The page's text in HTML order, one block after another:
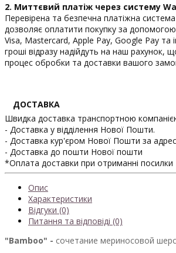
2. Миттєвий платіж через систему
Перевірена та безпечна платіжна
дозволяє оплатити покупку за допомогою
Visa, Mastercard, Apple Pay, Google Pay та
гроші відразу надійдуть на наш рахунок,
процес обробки та доставки вашого
ДОСТАВКА
Швидка доставка транспортною
- Доставка у відділення Нової Пошти.
- Доставка кур'єром Нової Пошти за
- Доставка до пошти Нової пошти
*Оплата доставки при отриманні посилки
Опис
Характеристики
Відгуки (0)
Питання та відповіді (0)
"Bamboo" - сочетание мериносовой